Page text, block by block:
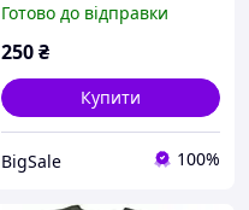
Готово до відправки
250₴
Купити
BigSale 100%